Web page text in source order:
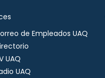
de Empleados UAQ
UAQ
UAQ